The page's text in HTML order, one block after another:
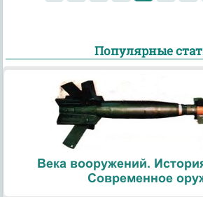
Популярные
Века вооружений.
Современное